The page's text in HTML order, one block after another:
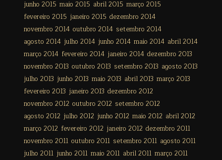
junho 2015 maio 2015 abril 2015 março 2015
fevereiro 2015 janeiro 2015 dezembro 2014
novembro 2014 outubro 2014 setembro 2014
agosto 2014 julho 2014 junho 2014 maio 2014 abril 2014
março 2014 fevereiro 2014 janeiro 2014 dezembro 2013
novembro 2013 outubro 2013 setembro 2013 agosto 2013
julho 2013 junho 2013 maio 2013 abril 2013 março 2013
fevereiro 2013 janeiro 2013 dezembro 2012
novembro 2012 outubro 2012 setembro 2012
agosto 2012 julho 2012 junho 2012 maio 2012 abril 2012
março 2012 fevereiro 2012 janeiro 2012 dezembro 2011
novembro 2011 outubro 2011 setembro 2011 agosto 2011
julho 2011 junho 2011 maio 2011 abril 2011 março 2011